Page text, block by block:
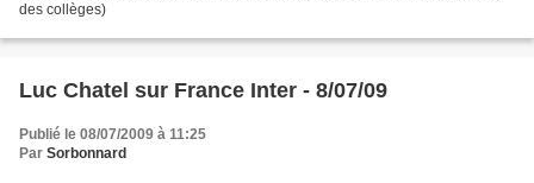
des collèges)
Luc Chatel sur France Inter - 8/07/09
Publié le 08/07/2009 à 11:25
Par Sorbonnard